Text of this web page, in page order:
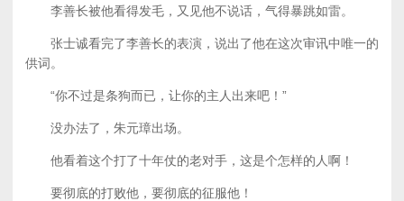
李善长被他看得发毛，又见他不说话，气得暴跳如雷。
张士诚看完了李善长的表演，说出了他在这次审讯中唯一的
供词。
“你不过是条狗而已，让你的主人出来吧！”
没办法了，朱元璋出场。
他看着这个打了十年仗的老对手，这是个怎样的人啊！
要彻底的打败他，要彻底的征服他！